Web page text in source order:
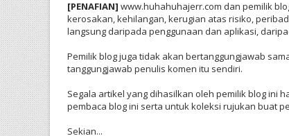
[PENAFIAN] www.huhahuhajerr.com dan pemilik
kerosakan, kehilangan, kerugian atas risiko,
langsung daripada penggunaan dan aplikasi,
Pemilik blog juga tidak akan bertanggungjawab
tanggungjawab penulis komen itu sendiri.
Segala artikel yang dihasilkan oleh pemilik blog ini
pembaca blog ini serta untuk koleksi rujukan buat
Sekian...